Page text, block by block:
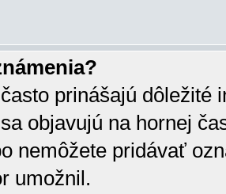
prinášajú dôležité
objavujú na hornej
nemôžete pridávať
umožnil.